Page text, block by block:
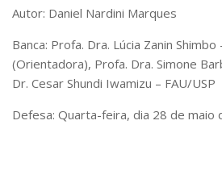
Iniciação Científica
Transferência de Tecnologia
Empresas Juniores
Extensão à Comunidade
Artes, Cultura e Esportes
Autor: Daniel Nardini Marques
Banca: Profa. Dra. Lúcia Zanin Shimbo
(Orientadora), Profa. Dra. Simone
Dr. Cesar Shundi Iwamizu – FAU/USP
Defesa: Quarta-feira, dia 28 de maio